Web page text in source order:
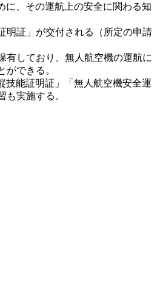
に、その運航上の安全に関わる知
明証」が交付される（所定の申請
しており、無人航空機の運航に
できる。
能証明証」「無人航空機安全運
実施する。